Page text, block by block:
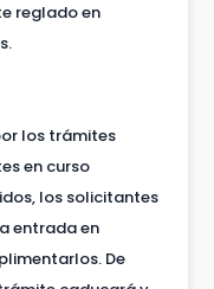
reglado en
los trámites
en curso
los solicitantes
entrada en
De